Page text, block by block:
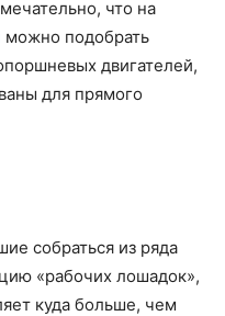
что на
можно подобрать
двигателей,
для прямого
собраться из ряда
«рабочих лошадок»,
куда больше, чем